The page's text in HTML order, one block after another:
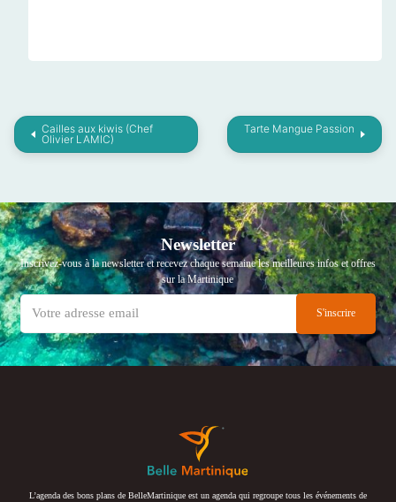
Cailles aux kiwis (Chef
Olivier LAMIC)
Tarte Mangue Passion
Newsletter
Inscrivez-vous à la newsletter et recevez chaque semaine les meilleures infos et offres
sur la Martinique
L’agenda des bons plans de BelleMartinique est un agenda qui regroupe tous les événements de